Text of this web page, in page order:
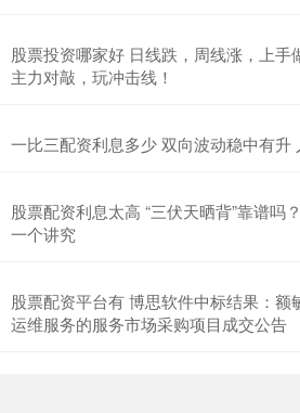
股票投资哪家好 日线跌，周线涨，上手
主力对敲，玩冲击线！
一比三配资利息多少 双向波动稳中有升
股票配资利息太高 “三伏天晒背”靠谱吗
一个讲究
股票配资平台有 博思软件中标结果：额
运维服务的服务市场采购项目成交公告